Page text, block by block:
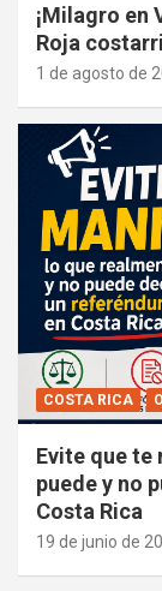
¡Milagro en
Roja
1 de agosto de
COSTA RICA
Evite que te
puede y no
Costa Rica
19 de junio de